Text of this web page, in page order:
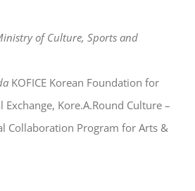
of Culture, Sports and
KOFICE Korean Foundation for
Kore.A.Round Culture –
Collaboration Program for Arts &